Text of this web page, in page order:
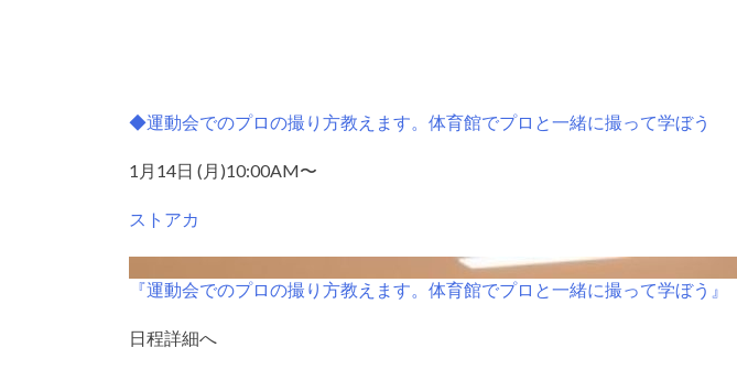
◆運動会でのプロの撮り方教えます。体育館でプロと一緒に撮って学ぼう
1月14日 (月)10:00AM〜
ストアカ
『運動会でのプロの撮り方教えます。体育館でプロと一緒に撮って学ぼう』
日程詳細へ